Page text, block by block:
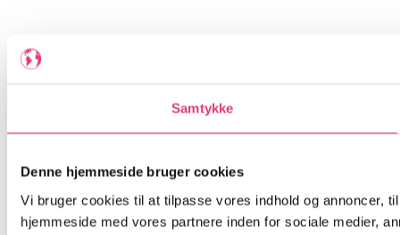
Samtykke
Denne hjemmeside bruger cookies
Vi bruger cookies til at tilpasse vores indhold og annoncer,
hjemmeside med vores partnere inden for sociale medier,